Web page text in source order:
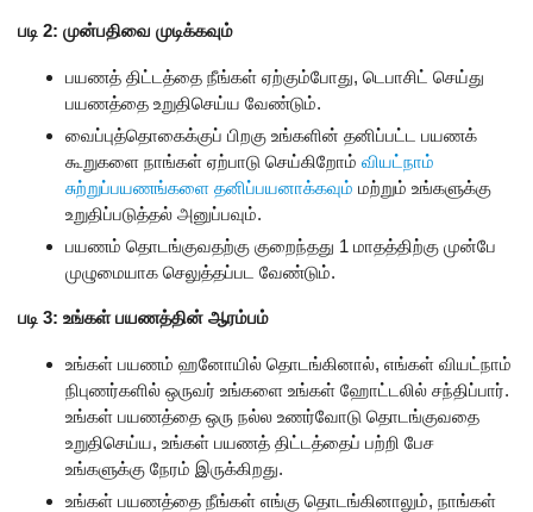
படி 2: முன்பதிவை முடிக்கவும்
பயணத் திட்டத்தை நீங்கள் ஏற்கும்போது, ​​டெபாசிட் செய்து
பயணத்தை உறுதிசெய்ய வேண்டும்.
வைப்புத்தொகைக்குப் பிறகு உங்களின் தனிப்பட்ட பயணக்
கூறுகளை நாங்கள் ஏற்பாடு செய்கிறோம் வியட்நாம்
சுற்றுப்பயணங்களை தனிப்பயனாக்கவும் மற்றும் உங்களுக்கு
உறுதிப்படுத்தல் அனுப்பவும்.
பயணம் தொடங்குவதற்கு குறைந்தது 1 மாதத்திற்கு முன்பே
முழுமையாக செலுத்தப்பட வேண்டும்.
படி 3: உங்கள் பயணத்தின் ஆரம்பம்
உங்கள் பயணம் ஹனோயில் தொடங்கினால், எங்கள் வியட்நாம்
நிபுணர்களில் ஒருவர் உங்களை உங்கள் ஹோட்டலில் சந்திப்பார்.
உங்கள் பயணத்தை ஒரு நல்ல உணர்வோடு தொடங்குவதை
உறுதிசெய்ய, உங்கள் பயணத் திட்டத்தைப் பற்றி பேச
உங்களுக்கு நேரம் இருக்கிறது.
உங்கள் பயணத்தை நீங்கள் எங்கு தொடங்கினாலும், நாங்கள்